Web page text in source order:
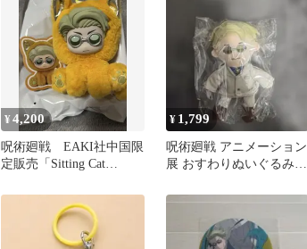
¥4,200
呪術廻戦 EAKI社中国限
定販売「Sitting Cat
¥ 1,799
呪術廻戦 アニメーション
展 おすわりぬいぐるみ